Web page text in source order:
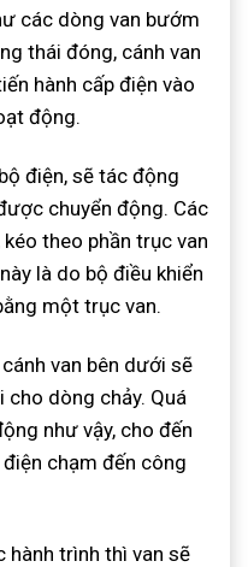
các dòng van bướm
thái đóng, cánh van
hành cấp điện vào
động.
điện, sẽ tác động
chuyển động. Các
theo phần trục van
là do bộ điều khiển
một trục van.
van bên dưới sẽ
dòng chảy. Quá
như vậy, cho đến
chạm đến công
hành trình thì van sẽ